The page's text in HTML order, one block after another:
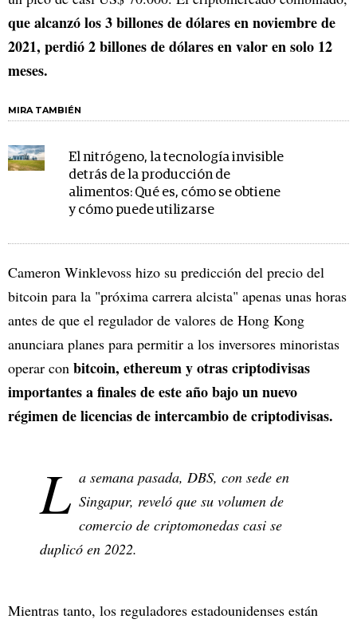
que alcanzó los 3 billones de dólares en noviembre de
2021, perdió 2 billones de dólares en valor en solo 12
meses.
MIRA TAMBIÉN
El nitrógeno, la tecnología invisible
detrás de la producción de
alimentos: Qué es, cómo se obtiene
y cómo puede utilizarse
Cameron Winklevoss hizo su predicción del precio del
bitcoin para la "próxima carrera alcista" apenas unas horas
antes de que el regulador de valores de Hong Kong
anunciara planes para permitir a los inversores minoristas
operar con bitcoin, ethereum y otras criptodivisas
importantes a finales de este año bajo un nuevo
régimen de licencias de intercambio de criptodivisas.
L a semana pasada, DBS, con sede en
Singapur, reveló que su volumen de
comercio de criptomonedas casi se
duplicó en 2022.
Mientras tanto, los reguladores estadounidenses están